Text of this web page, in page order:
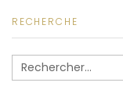
RECHERCHE
Rechercher :